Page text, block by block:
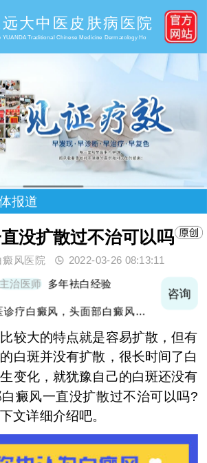
大中医皮肤病医院
YUANDA Traditional Chinese Medicine Dermatology Ho
报道
没扩散过不治可以吗
风医院 2022-03-26 08:13:11
主治医师 多年袪白经验
疗白癜风，头面部白癜风，青
咨询
大的特点就是容易扩散，但有
白斑并没有扩散，很长时间了白
变化，就犹豫自己的白斑还没有
癜风一直没扩散过不治可以吗?
文详细介绍吧。